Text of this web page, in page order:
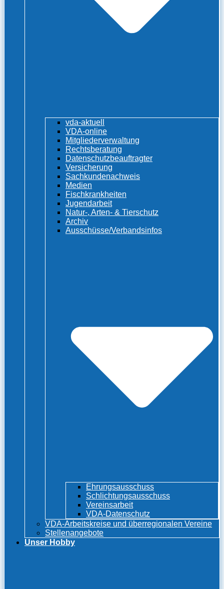
vda-aktuell
VDA-online
Mitgliederverwaltung
Rechtsberatung
Datenschutzbeauftragter
Versicherung
Sachkundenachweis
Medien
Fischkrankheiten
Jugendarbeit
Natur-, Arten- & Tierschutz
Archiv
Ausschüsse/Verbandsinfos
Ehrungsausschuss
Schlichtungsausschuss
Vereinsarbeit
VDA-Datenschutz
VDA-Arbeitskreise und überregionalen Vereine
Stellenangebote
Unser Hobby